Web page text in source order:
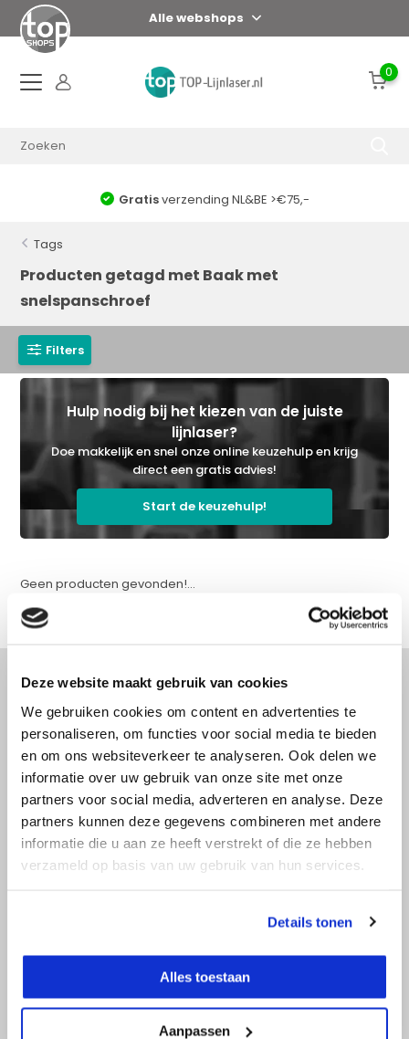
Deze website maakt gebruik van cookies
We gebruiken cookies om content en advertenties te
personaliseren, om functies voor social media te bieden
en om ons websiteverkeer te analyseren. Ook delen we
informatie over uw gebruik van onze site met onze
partners voor social media, adverteren en analyse. Deze
partners kunnen deze gegevens combineren met andere
informatie die u aan ze heeft verstrekt of die ze hebben
verzameld op basis van uw gebruik van hun services.
Details tonen
Alles toestaan
Aanpassen
Alle webshops
0
Gratisverzending NL&BE >€75,-
Tags
Producten getagd met Baak met
snelspanschroef
Filters
Hulp nodig bij het kiezen van de juiste
lijnlaser?
Doe makkelijk en snel onze online keuzehulp en krijg
direct een gratis advies!
Start de keuzehulp!
Geen producten gevonden!...
Advies nodig?
Doe onze online keuzehulp of bel direct
met een specialist!
Doe onze online keuzehulp